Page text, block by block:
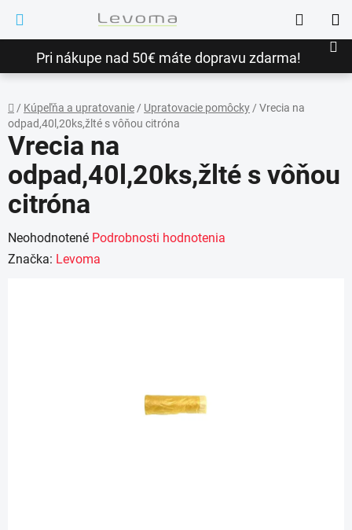
obsah
Pri nákupe nad 50€ máte dopravu zdarma!
Hľadať
Domov
/ Kúpeľňa a upratovanie/ Upratovacie pomôcky/ Vrecia na
odpad,40l,20ks,žlté s vôňou citróna
Vrecia na
odpad,40l,20ks,žlté s vôňou
citróna
Priemerné
hodnotenie
Neohodnotené Podrobnosti hodnotenia
Značka: Levoma